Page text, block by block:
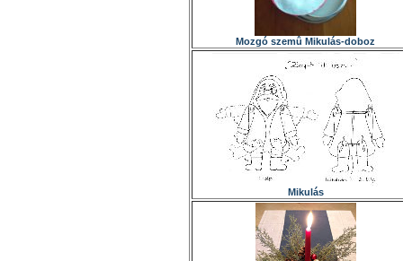
Mozgó szemû Mikulás-doboz
Mikulás